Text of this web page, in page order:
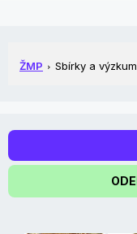
ŽMP Sbírky a výzkum